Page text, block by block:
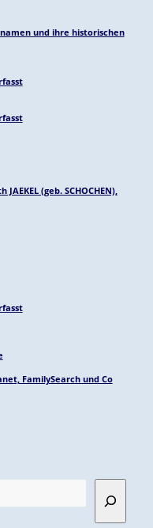
und ihre historischen
(geb. SCHOCHEN),
FamilySearch und Co